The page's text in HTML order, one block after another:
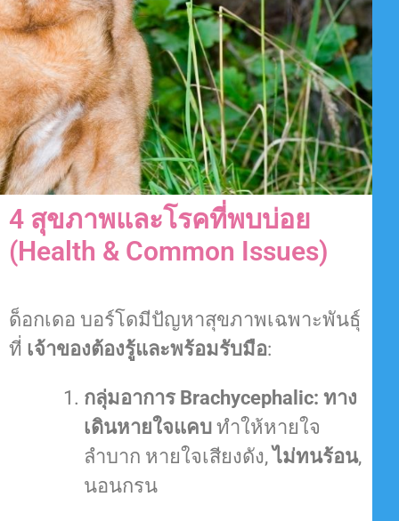
4 สุขภาพและโรคที่พบบ่อย
(Health & Common Issues)
ด็อกเดอ บอร์โดมีปัญหาสุขภาพเฉพาะพันธุ์
ที่ เจ้าของต้องรู้และพร้อมรับมือ:
กลุ่มอาการ Brachycephalic: ทาง
เดินหายใจแคบ ทำให้หายใจ
ลำบาก หายใจเสียงดัง,ไม่ทนร้อน,
นอนกรน